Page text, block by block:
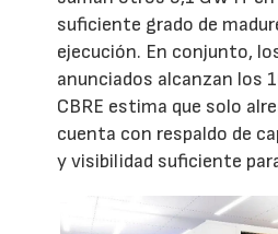
suficiente grado de
ejecución. En conjunto,
anunciados alcanzan los
CBRE estima que solo
cuenta con respaldo de
y visibilidad suficiente